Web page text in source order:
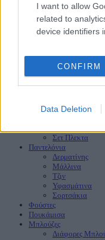
I want to allow
related to
device identifiers
CONFIRM
Data Deletion
Πληκτρολογίστε τη λέξη που
ΠροσφορέςHOT
Φορέματα
Πλεκτά Φορέματα
Σετ Πλεκτα
Παντελόνια
Δερματίνης
Μάλλινα
Τζιν
Υφασμάτινα
Σορτσάκια
Φούστες
Πουκάμισα
Μπλούζες
Διάφορες